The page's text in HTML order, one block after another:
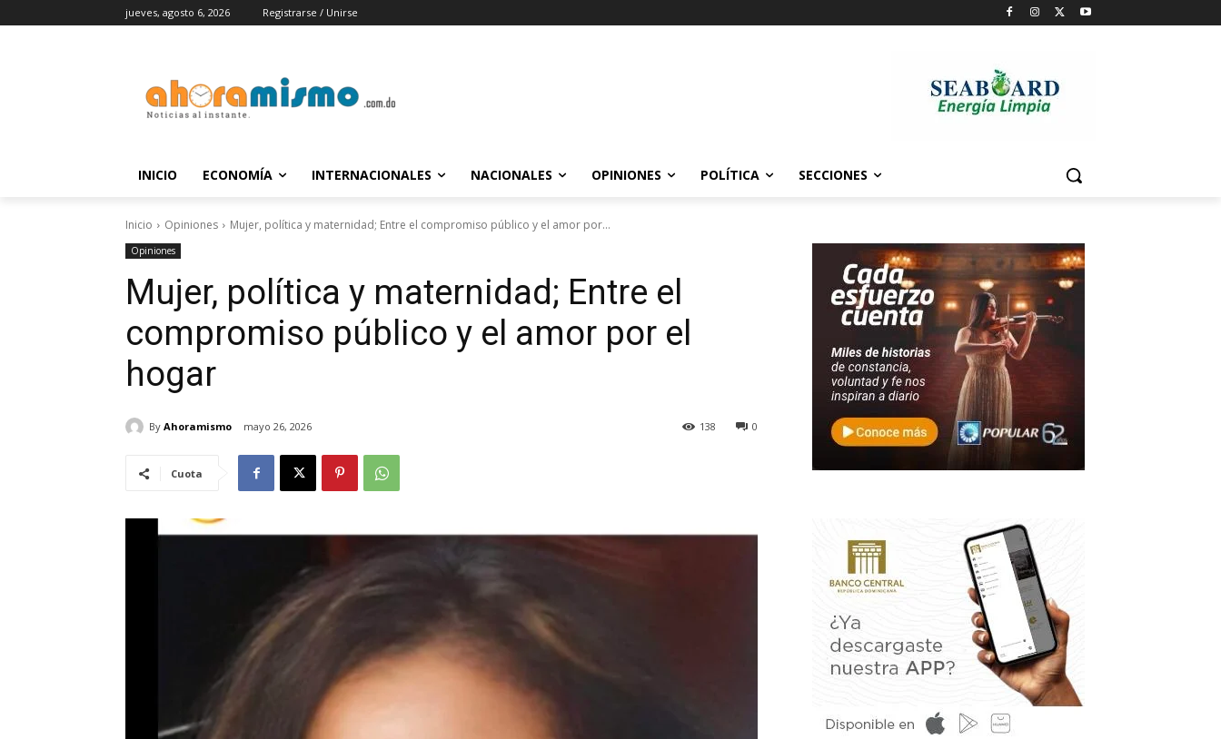
jueves, agosto 6, 2026 Registrarse / Unirse
INICIO ECONOMÍA INTERNACIONALES NACIONALES OPINIONES POLÍTICA SECCIONES
Inicio Opiniones Mujer, política y maternidad; Entre el compromiso público y el amor por...
Opiniones
Mujer, política y maternidad; Entre el
compromiso público y el amor por el
hogar
By Ahoramismo mayo 26, 2026 0
138
Cuota